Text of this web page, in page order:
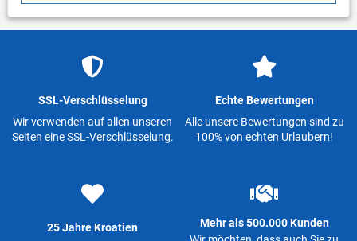
SSL-Verschlüsselung
Wir verwenden auf allen unseren
Seiten eine SSL-Verschlüsselung.
Echte Bewertungen
Alle unsere Bewertungen sind zu
100% von echten Urlaubern!
25 Jahre Kroatien
Mehr als 500.000 Kunden